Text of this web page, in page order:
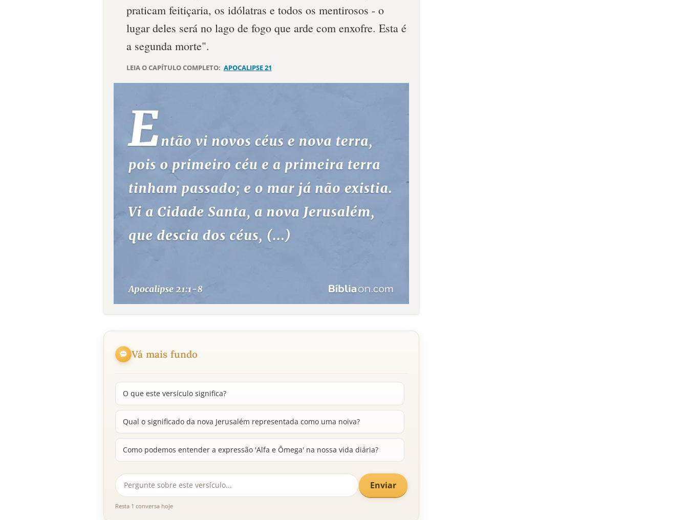
praticam feitiçaria, os idólatras e todos os mentirosos - o
lugar deles será no lago de fogo que arde com enxofre. Esta é
a segunda morte".
LEIA O CAPÍTULO COMPLETO: APOCALIPSE 21
Vá mais fundo
O que este versículo significa?
Qual o significado da nova Jerusalém representada como uma noiva?
Como podemos entender a expressão 'Alfa e Ômega' na nossa vida diária?
Enviar
Resta 1 conversa hoje